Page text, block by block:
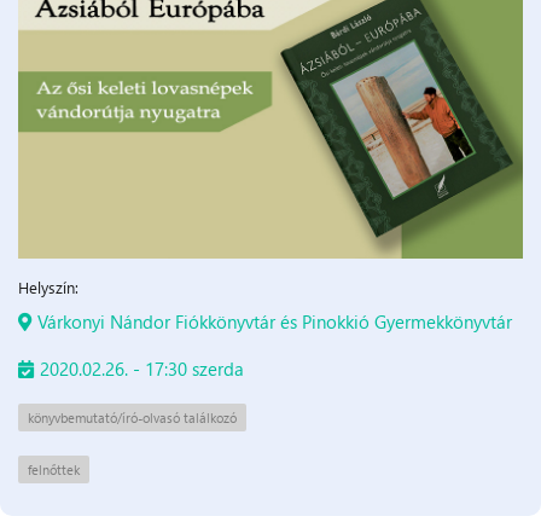
Helyszín:
Várkonyi Nándor Fiókkönyvtár és Pinokkió Gyermekkönyvtár
2020.02.26. - 17:30 szerda
könyvbemutató/író-olvasó találkozó
felnőttek